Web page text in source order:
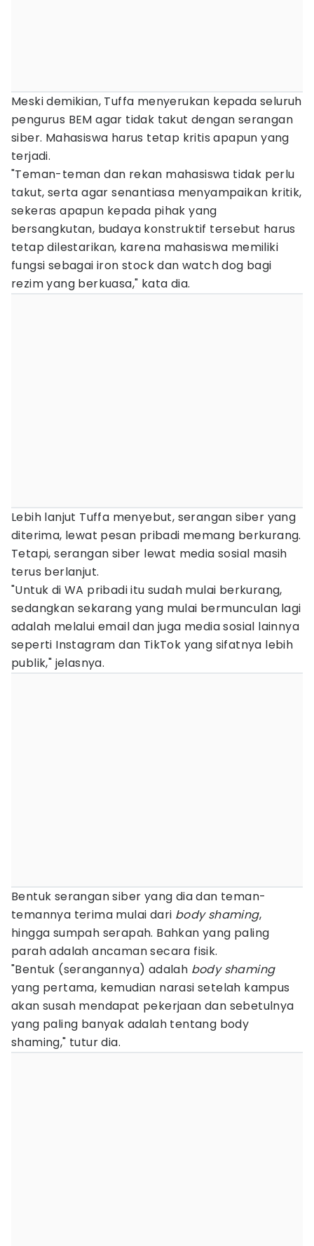
Meski demikian, Tuffa menyerukan kepada seluruh
pengurus BEM agar tidak takut dengan serangan
siber. Mahasiswa harus tetap kritis apapun yang
terjadi.
"Teman-teman dan rekan mahasiswa tidak perlu
takut, serta agar senantiasa menyampaikan kritik,
sekeras apapun kepada pihak yang
bersangkutan, budaya konstruktif tersebut harus
tetap dilestarikan, karena mahasiswa memiliki
fungsi sebagai iron stock dan watch dog bagi
rezim yang berkuasa," kata dia.
Lebih lanjut Tuffa menyebut, serangan siber yang
diterima, lewat pesan pribadi memang berkurang.
Tetapi, serangan siber lewat media sosial masih
terus berlanjut.
"Untuk di WA pribadi itu sudah mulai berkurang,
sedangkan sekarang yang mulai bermunculan lagi
adalah melalui email dan juga media sosial lainnya
seperti Instagram dan TikTok yang sifatnya lebih
publik," jelasnya.
Bentuk serangan siber yang dia dan teman-
temannya terima mulai dari body shaming,
hingga sumpah serapah. Bahkan yang paling
parah adalah ancaman secara fisik.
"Bentuk (serangannya) adalah body shaming
yang pertama, kemudian narasi setelah kampus
akan susah mendapat pekerjaan dan sebetulnya
yang paling banyak adalah tentang body
shaming," tutur dia.